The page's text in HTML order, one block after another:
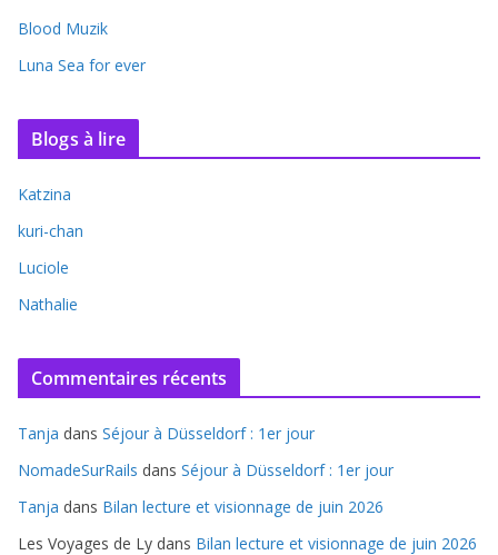
Blood Muzik
Luna Sea for ever
Blogs à lire
Katzina
kuri-chan
Luciole
Nathalie
Commentaires récents
Tanja dans Séjour à Düsseldorf : 1er jour
NomadeSurRails dans Séjour à Düsseldorf : 1er jour
Tanja dans Bilan lecture et visionnage de juin 2026
Les Voyages de Ly dans Bilan lecture et visionnage de juin 2026